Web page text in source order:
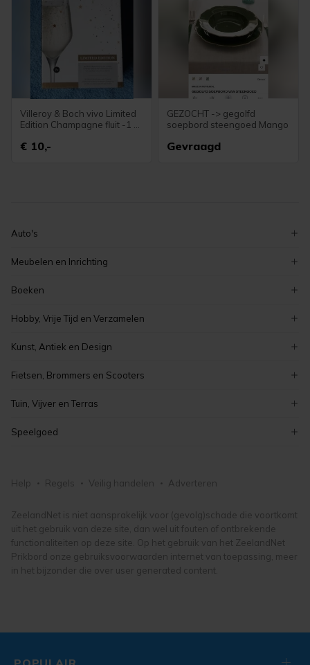
Villeroy & Boch vivo Limited
Edition Champagne fluit -1
€ 10,-
GEZOCHT -> gegolfd
soepbord steengoed Mango
Gevraagd
Auto's
volkswagen
peugeot
renault
Meubelen en Inrichting
decoratie
stoelen
tafels
Boeken
zeeuwse boeken
romans en literatuur
kinderboeken
Hobby, Vrije Tijd en Verzamelen
verzamelen
koken en bakken
kaarten maken en knutselen
Kunst, Antiek en Design
curiosa en brocante
antiek
vintage
Fietsen, Brommers en Scooters
elektrische fietsen
damesfietsen
Tuin, Vijver en Terras
tuinmeubelen
tuingereedschap
Speelgoed
speelgoed
buitenspeelgoed
Help Regels Veilig handelen Adverteren
ZeelandNet is niet aansprakelijk voor (gevolg)schade die voortkomt
uit het gebruik van deze site, dan wel uit fouten of ontbrekende
functionaliteiten op deze site. Op het gebruik van het ZeelandNet
Prikbord onze gebruiksvoorwaarden internet van toepassing, meer
in het bijzonder die over user generated content.